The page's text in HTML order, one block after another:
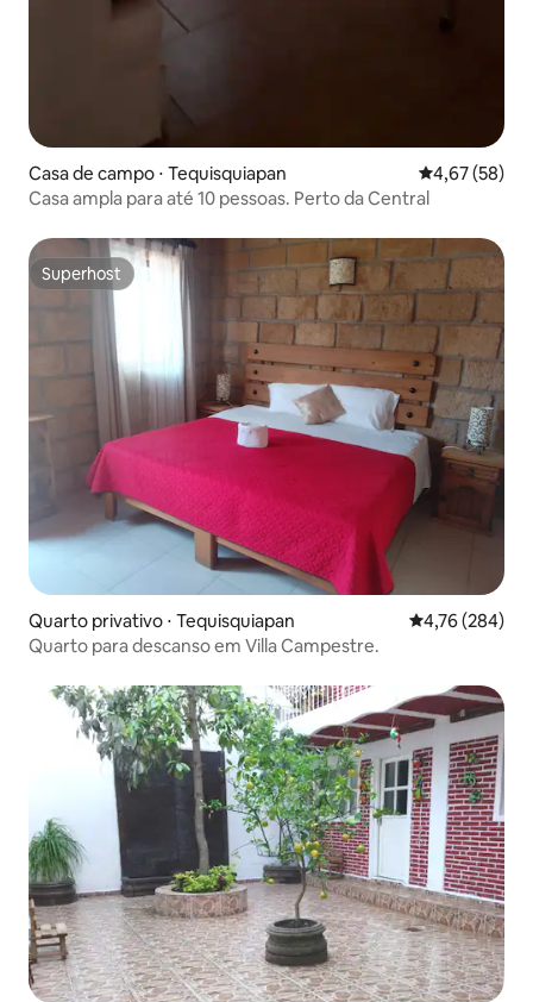
Casa de campo ⋅ Tequisquiapan 4,67 de uma
4,67 (58)
Casa ampla para até 10 pessoas. Perto da Central
Superhost
Superhost
Quarto privativo ⋅ Tequisquiapan 4,76 de uma
4,76 (284)
Quarto para descanso em Villa Campestre.